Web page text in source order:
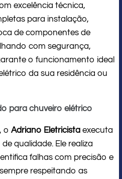
excelência técnica,
para instalação,
de componentes de
com segurança,
o funcionamento ideal
da sua residência ou
para chuveiro elétrico
o Adriano Eletricista executa
qualidade. Ele realiza
falhas com precisão e
respeitando as